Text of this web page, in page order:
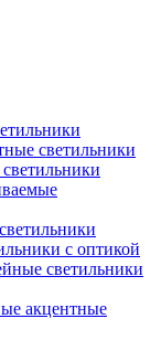
светильники
с оптикой
светильники
акцентные